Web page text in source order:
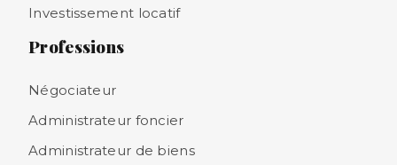
Investissement locatif
Professions
Négociateur
Administrateur foncier
Administrateur de biens